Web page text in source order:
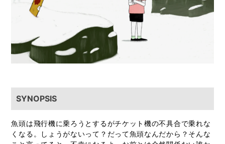
SYNOPSIS
魚頭は飛行機に乗ろうとするがチケット機の不具合で乗れな
くなる。しょうがないって？だって魚頭なんだから？そんな